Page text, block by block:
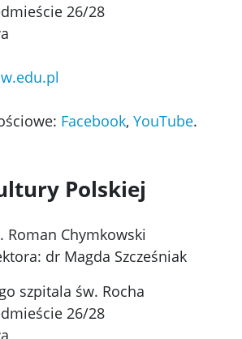
26/28
Facebook, YouTube.
Polskiej
Roman Chymkowski
dr Magda Szcześniak
szpitala św. Rocha
26/28